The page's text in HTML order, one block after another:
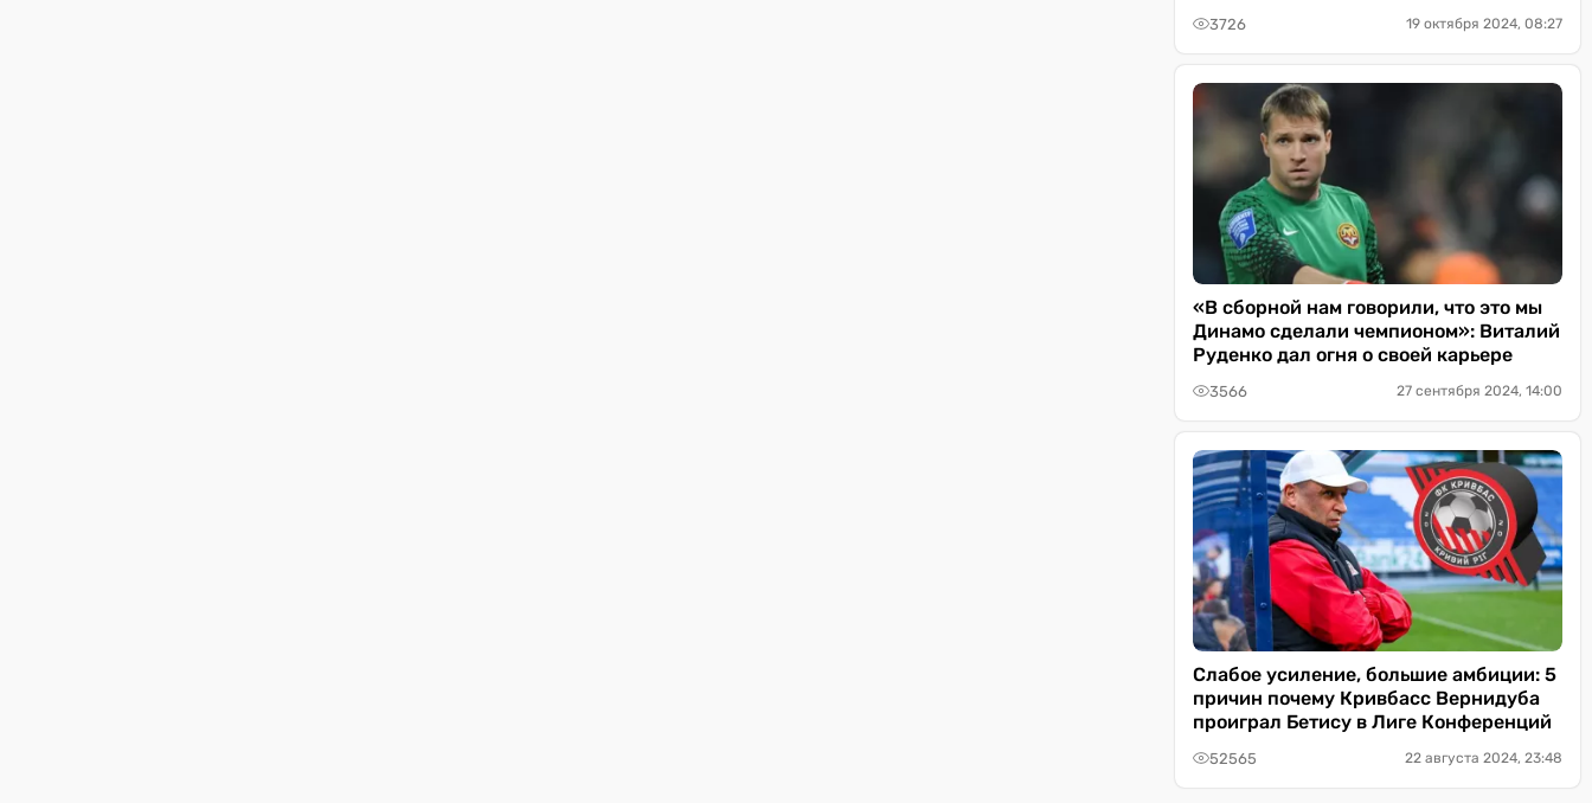
3726 19 октября 2024, 08:27
«В сборной нам говорили, что это мы
Динамо сделали чемпионом»: Виталий
Руденко дал огня о своей карьере
3566 27 сентября 2024, 14:00
Слабое усиление, большие амбиции: 5
причин почему Кривбасс Вернидуба
проиграл Бетису в Лиге Конференций
52565 22 августа 2024, 23:48